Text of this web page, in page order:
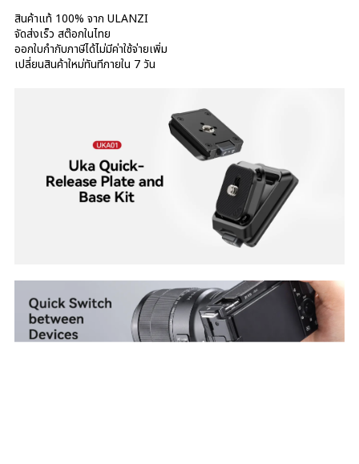
สินค้าแท้ 100% จาก ULANZI
จัดส่งเร็ว สต๊อกในไทย
ออกใบกำกับภาษีได้ไม่มีค่าใช้จ่ายเพิ่ม
เปลี่ยนสินค้าใหม่ทันทีภายใน 7 วัน